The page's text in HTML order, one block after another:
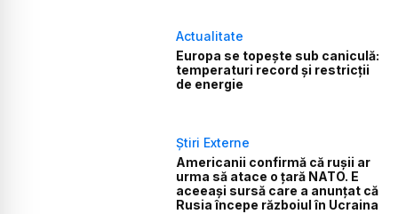
Actualitate
Europa se topește sub caniculă:
temperaturi record și restricții
de energie
Știri Externe
Americanii confirmă că rușii ar
urma să atace o țară NATO. E
aceeași sursă care a anunțat că
Rusia începe războiul în Ucraina